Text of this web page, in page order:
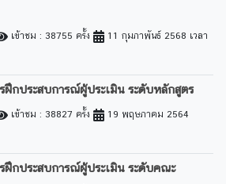
เข้าชม : 38755 ครั้ง
11 กุมภาพันธ์ 2568 เวลา
ฝึกประสบการณ์ผู้ประเมิน ระดับหลักสูตร
เข้าชม : 38827 ครั้ง
19 พฤษภาคม 2564
ฝึกประสบการณ์ผู้ประเมิน ระดับคณะ